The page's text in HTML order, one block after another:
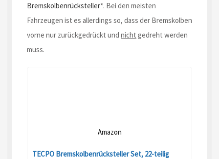
Bremskolbenrücksteller*. Bei den meisten
Fahrzeugen ist es allerdings so, dass der Bremskolben
vorne nur zurückgedrückt und nicht gedreht werden
muss.
Amazon
TECPO Bremskolbenrücksteller Set, 22-teilig